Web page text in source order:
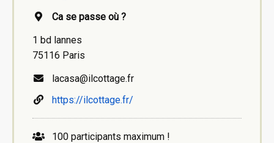
Ca se passe où ?
1 bd lannes
75116 Paris
lacasa@ilcottage.fr
https://ilcottage.fr/
100 participants maximum !